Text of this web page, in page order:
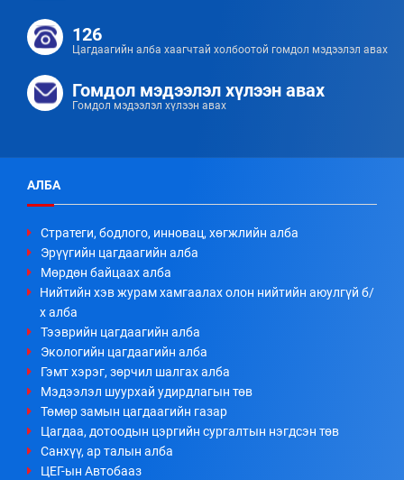
126
Цагдаагийн алба хаагчтай холбоотой гомдол мэдээлэл авах
Гомдол мэдээлэл хүлээн авах
Гомдол мэдээлэл хүлээн авах
АЛБА
Стратеги, бодлого, инновац, хөгжлийн алба
Эрүүгийн цагдаагийн алба
Мөрдөн байцаах алба
Нийтийн хэв журам хамгаалах олон нийтийн аюулгүй б/
х алба
Тээврийн цагдаагийн алба
Экологийн цагдаагийн алба
Гэмт хэрэг, зөрчил шалгах алба
Мэдээлэл шуурхай удирдлагын төв
Төмөр замын цагдаагийн газар
Цагдаа, дотоодын цэргийн сургалтын нэгдсэн төв
Санхүү, ар талын алба
ЦЕГ-ын Автобааз